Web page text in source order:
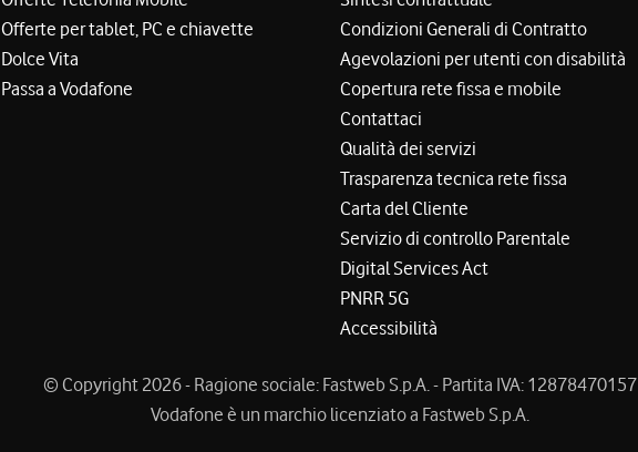
Offerte per tablet, PC e chiavette
Dolce Vita
Passa a Vodafone
Condizioni Generali di Contratto
Agevolazioni per utenti con disabilità
Copertura rete fissa e mobile
Contattaci
Qualità dei servizi
Trasparenza tecnica rete fissa
Carta del Cliente
Servizio di controllo Parentale
Digital Services Act
PNRR 5G
Accessibilità
© Copyright 2026 - Ragione sociale: Fastweb S.p.A. - Partita IVA: 12878470157
Vodafone è un marchio licenziato a Fastweb S.p.A.